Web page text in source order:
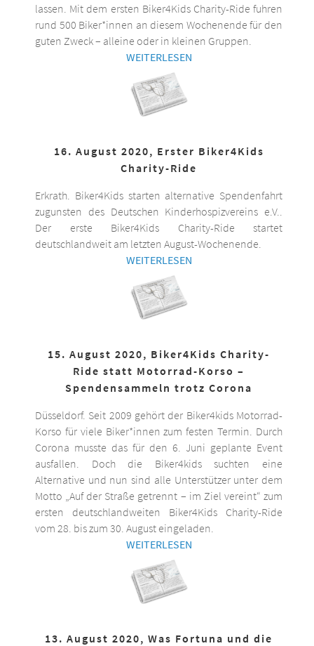
lassen. Mit dem ersten Biker4Kids Charity-Ride fuhren
rund 500 Biker*innen an diesem Wochenende für den
guten Zweck – alleine oder in kleinen Gruppen.
WEITERLESEN
16. August 2020, Erster Biker4Kids
Charity-Ride
Erkrath. Biker4Kids starten alternative Spendenfahrt
zugunsten des Deutschen Kinderhospizvereins e.V..
Der erste Biker4Kids Charity-Ride startet
deutschlandweit am letzten August-Wochenende.
WEITERLESEN
15. August 2020, Biker4Kids Charity-
Ride statt Motorrad-Korso –
Spendensammeln trotz Corona
Düsseldorf. Seit 2009 gehört der Biker4kids Motorrad-
Korso für viele Biker*innen zum festen Termin. Durch
Corona musste das für den 6. Juni geplante Event
ausfallen. Doch die Biker4kids suchten eine
Alternative und nun sind alle Unterstützer unter dem
Motto „Auf der Straße getrennt – im Ziel vereint“ zum
ersten deutschlandweiten Biker4Kids Charity-Ride
vom 28. bis zum 30. August eingeladen.
WEITERLESEN
13. August 2020, Was Fortuna und die